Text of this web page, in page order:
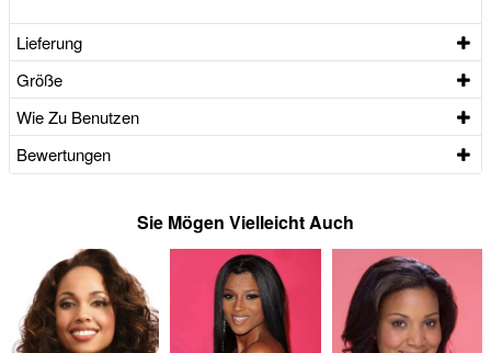
Lieferung
Größe
Wie Zu Benutzen
Bewertungen
Sie Mögen Vielleicht Auch